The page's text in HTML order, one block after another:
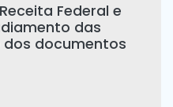
Federal e
das
documentos